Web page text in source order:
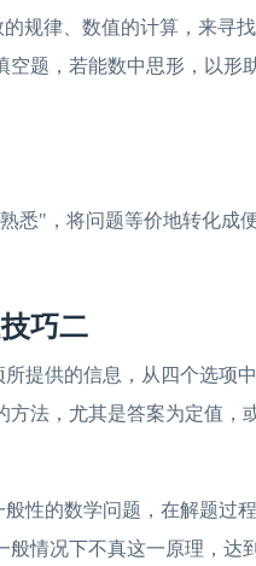
规律、数值的计算，来寻
空题，若能数中思形，以形
悉"，将问题等价地转化成
巧二
提供的信息，从四个选项
方法，尤其是答案为定值，
性的数学问题，在解题过
情况下不真这一原理，达